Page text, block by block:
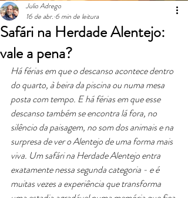
Safári na Herdade Alentejo:
vale a pena?
Julio Adrego
16 de abr. 6 min de leitura
Há férias em que o descanso acontece dentro
do quarto, à beira da piscina ou numa mesa
posta com tempo. E há férias em que esse
descanso também se encontra lá fora, no
silêncio da paisagem, no som dos animais e na
surpresa de ver o Alentejo de uma forma mais
viva. Um safári na Herdade Alentejo entra
exatamente nessa segunda categoria - e é
muitas vezes a experiência que transforma